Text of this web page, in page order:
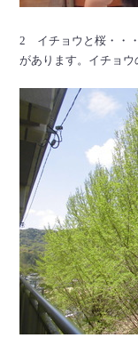
2 イチョウと桜・・
があります。イチョウ